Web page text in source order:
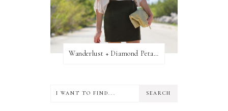
Wanderlust + Diamond Petal Giveaway